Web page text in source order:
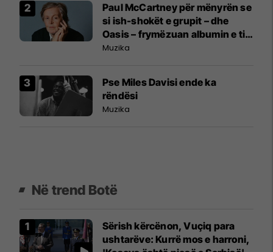
Paul McCartney për mënyrën se
si ish-shokët e grupit – dhe
Oasis – frymëzuan albumin e tij
të ri nostalgjik
Muzika
Pse Miles Davisi ende ka
rëndësi
Muzika
Në trend Botë
Sërish kërcënon, Vuçiq para
ushtarëve: Kurrë mos e harroni,